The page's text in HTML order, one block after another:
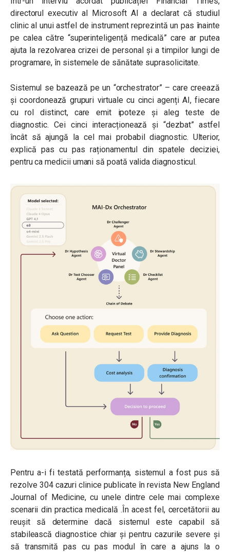
directorul executiv al Microsoft AI a declarat că studiul
clinic al unui astfel de instrument reprezintă un pas înainte
pe calea către “superinteligență medicală” care ar putea
ajuta la rezolvarea crizei de personal și a timpilor lungi de
programare, în sistemele de sănătate suprasolicitate.
Sistemul se bazează pe un “orchestrator” – care creează
și coordonează grupuri virtuale cu cinci agenți AI, fiecare
cu rol distinct, care emit ipoteze și aleg teste de
diagnostic. Cei cinci interacționează și “dezbat” astfel
încât să ajungă la cel mai probabil diagnostic. Ulterior,
explică pas cu pas raționamentul din spatele deciziei,
pentru ca medicii umani să poată valida diagnosticul.
Pentru a-i fi testată performanța, sistemul a fost pus să
rezolve 304 cazuri clinice publicate în revista New England
Journal of Medicine, cu unele dintre cele mai complexe
scenarii din practica medicală .În acest fel, cercetătorii au
reușit să determine dacă sistemul este capabil să
stabilească diagnostice chiar și pentru cazurile severe și
să transmită pas cu pas modul în care a ajuns la o